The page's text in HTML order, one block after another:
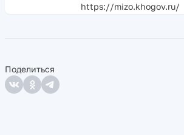
https://mizo.khogov.ru/
Поделиться